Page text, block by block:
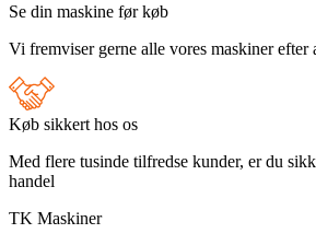
Se din maskine før køb
Vi fremviser gerne alle vores maskiner efter
Køb sikkert hos os
Med flere tusinde tilfredse kunder, er du
handel
TK Maskiner